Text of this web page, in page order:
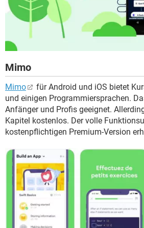
Mimo
Mimo
für Android und iOS bietet
und einigen Programmiersprachen.
Anfänger und Profis geeignet.
Kapitel kostenlos. Der volle
kostenpflichtigen Premium-Version